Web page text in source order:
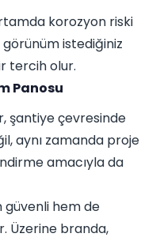
korozyon riski
görünüm istediğiniz
tercih olur.
Panosu
şantiye çevresinde
aynı zamanda proje
amacıyla da
güvenli hem de
Üzerine branda,